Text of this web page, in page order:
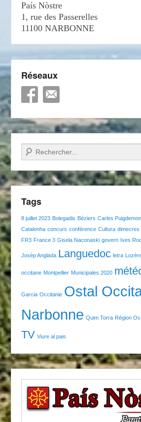
País Nòstre
1, rue des Passerelles
11100 NARBONNE
Réseaux
Recherche
Tags
8 juillet 2023 Bolegadis Béziers Carles
Catalonha concurs conférence Cultura dimecres
FR3 France 3 Gisela Naconaski govern Ives
Josèp Anglada Languedoc letra
occitane Montpellier Municipales 2020
Garcia Occitanie Ostal
Narbonne Quim Torra Région
TV Viure al pais